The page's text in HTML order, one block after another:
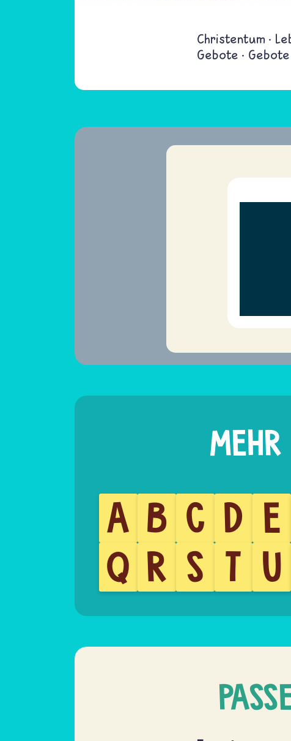
Christentum
Gebote
Gebote
A B C D E
Q R S T U